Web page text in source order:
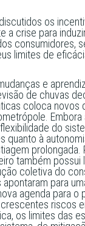
os
a crise para
consumidores,
limites de
e
de chuvas
coloca novos
do
quanto à
prolongada.
também possui
coletiva do
para
agenda para o
riscos
os limites das